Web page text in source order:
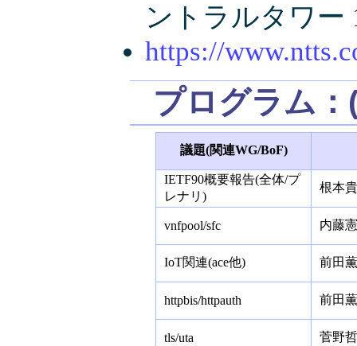
ントラルタワー
https://
プログラム
議題(関連WG/BoF)
IETF90概要報告(全体/プ
レナリ)
根本
vnfpool/sfc 内藤
IoT関連(ace他) 前田
httpbis/httpauth 前田
tls/uta 菅野